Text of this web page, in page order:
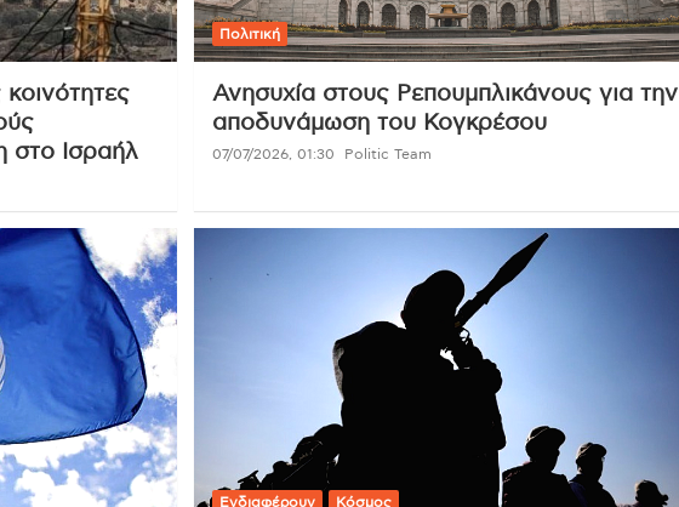
στο Ισραήλ
Πολιτική
Ανησυχία στους Ρεπουμπλικάνους για την
αποδυνάμωση του Κογκρέσου
07/07/2026, 01:30 Politic Team
Ενδιαφέρουν Κόσμος